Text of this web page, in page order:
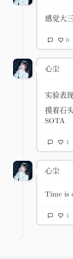
感觉大
0
心尘
实验表
摸着石
SOTA
1
心尘
Time is
1